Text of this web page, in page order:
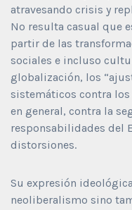
atravesando crisis y
No resulta casual que
partir de las
sociales e incluso
globalización, los
sistemáticos contra los
en general, contra la
responsabilidades del
distorsiones.
Su expresión
neoliberalismo sino